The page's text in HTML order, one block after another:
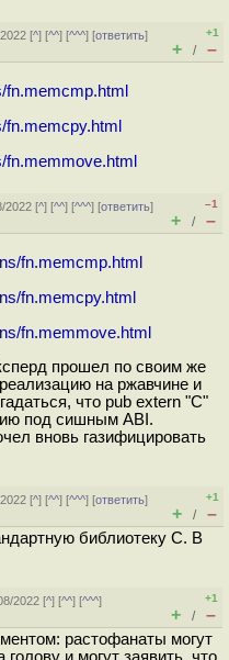
[^] [^^] [^^^] [ответить]
+1
+ / –
2022 [^] [^^] [^^^] [ответить]
–1
+ / –
fn.memcmp.html
fn.memcpy.html
fn.memmove.html
прошел по своим же
на ржавчине и
что pub extern "C"
под сишным ABI.
вновь газифицировать
[^] [^^] [^^^] [ответить]
+1
+ / –
библиотеку C. В
2022 [^] [^^] [^^^]
+1
+ / –
растофанаты могут